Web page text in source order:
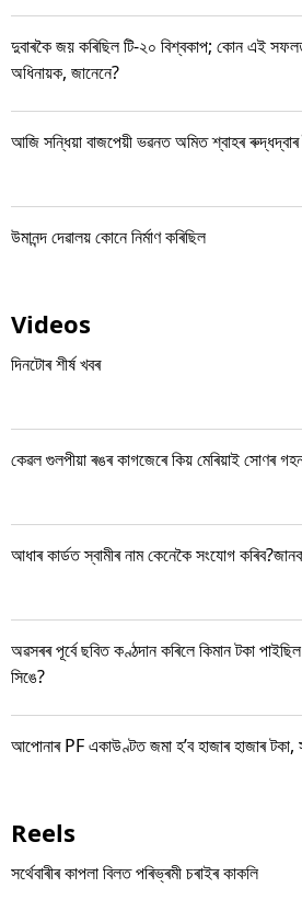
দুবাৰকৈ জয় কৰিছিল টি-২০ বিশ্বকাপ; কোন এই
অধিনায়ক, জানেনে?
আজি সন্ধিয়া বাজপেয়ী ভৱনত অমিত শ্বাহৰ ৰুদ্ধদ্বাৰ
উমানন্দ দেৱালয় কোনে নিৰ্মাণ কৰিছিল
Videos
দিনটোৰ শীৰ্ষ খবৰ
কেৱল গুলপীয়া ৰঙৰ কাগজেৰে কিয় মেৰিয়াই সোণৰ
আধাৰ কাৰ্ডত স্বামীৰ নাম কেনেকৈ সংযোগ
অৱসৰৰ পূৰ্বে ছবিত কণ্ঠদান কৰিলে কিমান টকা
সিঙে?
আপোনাৰ PF একাউণ্টত জমা হ’ব হাজাৰ হাজাৰ টকা,
Reels
সৰ্থেবাৰীৰ কাপলা বিলত পৰিভ্ৰমী চৰাইৰ কাকলি